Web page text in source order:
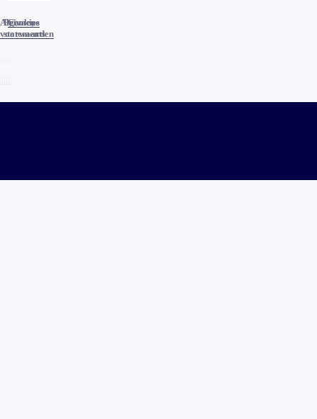
Algemene
voorwaarden
Privacy
statements
Cookies